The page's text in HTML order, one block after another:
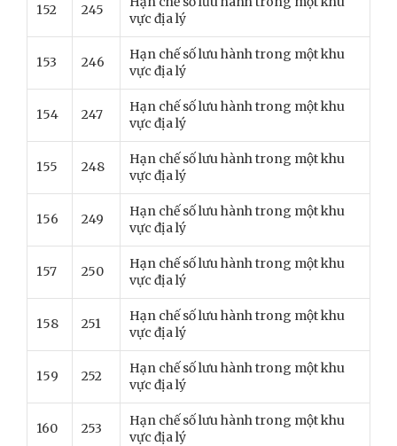
152 245
vực địa lý
153 246
Hạn chế số lưu hành trong một khu
vực địa lý
154 247
Hạn chế số lưu hành trong một khu
vực địa lý
155 248
Hạn chế số lưu hành trong một khu
vực địa lý
156 249
Hạn chế số lưu hành trong một khu
vực địa lý
157 250
Hạn chế số lưu hành trong một khu
vực địa lý
158 251
Hạn chế số lưu hành trong một khu
vực địa lý
159 252
Hạn chế số lưu hành trong một khu
vực địa lý
160 253
Hạn chế số lưu hành trong một khu
vực địa lý